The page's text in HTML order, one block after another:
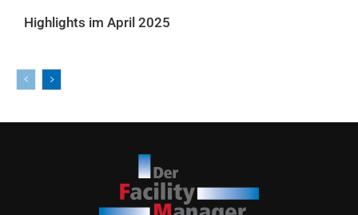
Highlights im April 2025